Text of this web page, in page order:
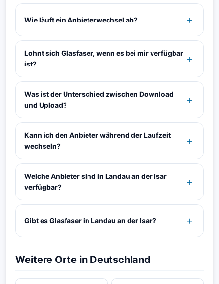
Wie läuft ein Anbieterwechsel ab?
Lohnt sich Glasfaser, wenn es bei mir verfügbar
ist?
Was ist der Unterschied zwischen Download
und Upload?
Kann ich den Anbieter während der Laufzeit
wechseln?
Welche Anbieter sind in Landau an der Isar
verfügbar?
Gibt es Glasfaser in Landau an der Isar?
Weitere Orte in Deutschland